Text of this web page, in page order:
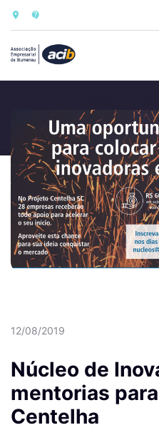
12/08/2019
Núcleo de
mentorias
Centelha